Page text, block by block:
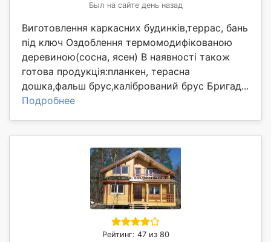
Был на сайте день назад
Виготовлення каркасних будинків,террас, бань
під ключ Оздоблення термомодифікованою
деревиною(сосна, ясен) В наявності також
готова продукція:планкен, терасна
дошка,фальш брус,калібрований брус Бригад...
Подробнее
Рейтинг: 47 из 80